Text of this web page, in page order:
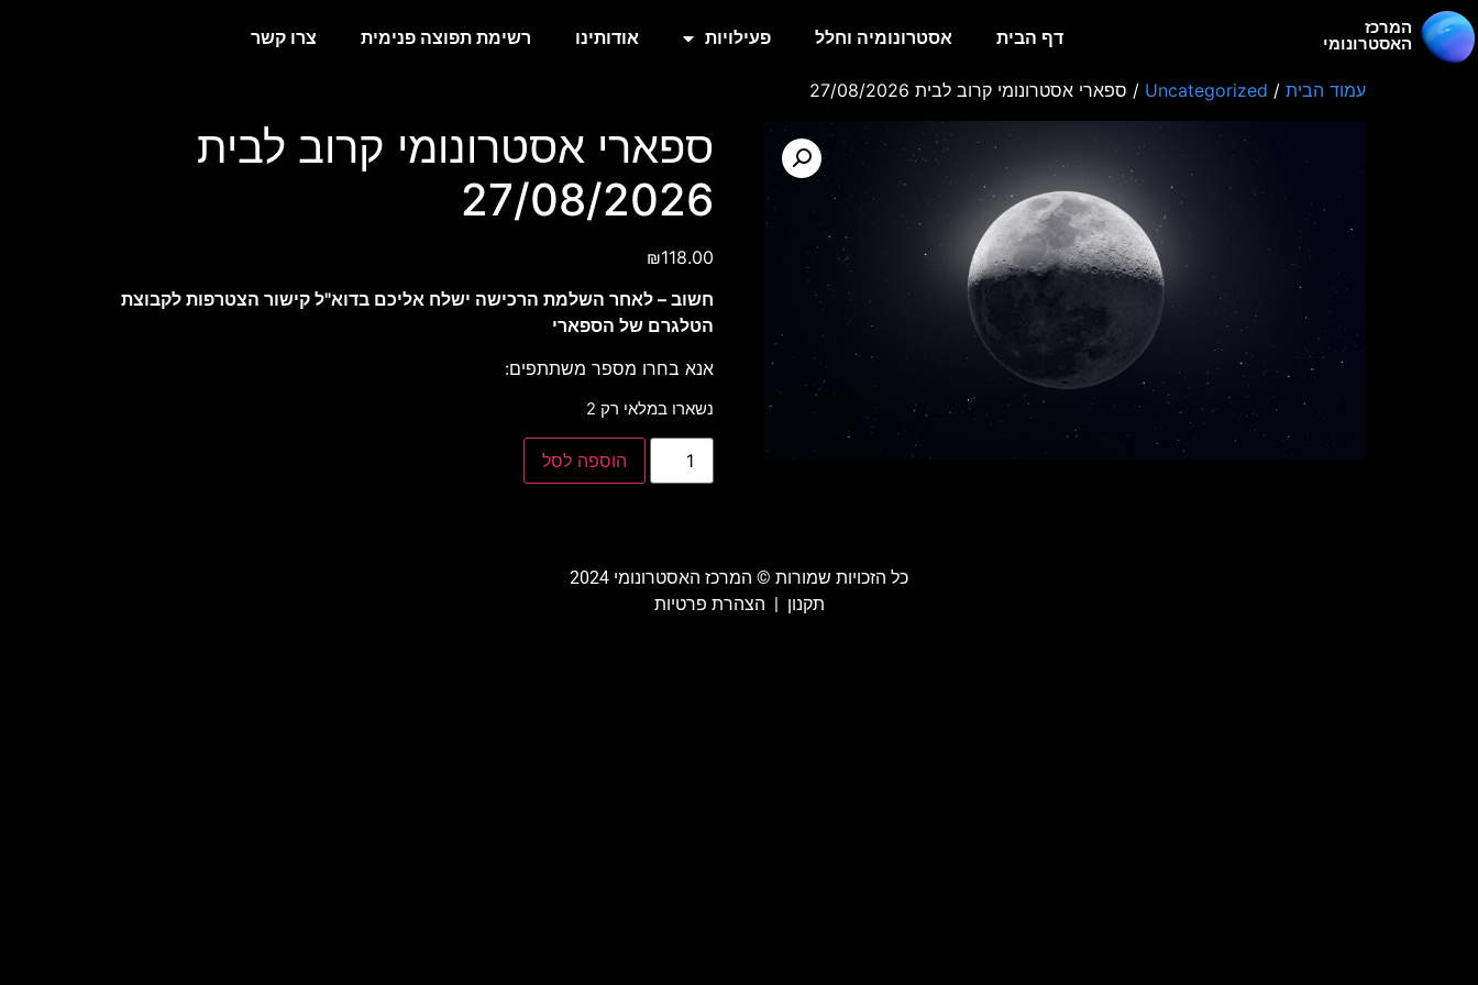
המרכז
האסטרונומי
דף הבית אסטרונומיה וחלל פעילויות אודותינו רשימת תפוצה פנימית צרו קשר
עמוד הבית /
Uncategorized / ספארי אסטרונומי קרוב לבית 27/08/2026
ספארי אסטרונומי קרוב לבית
27/08/2026
₪118.00
חשוב – לאחר השלמת הרכישה ישלח אליכם בדוא"ל קישור הצטרפות לקבוצת
הטלגרם של הספארי
אנא בחרו מספר משתתפים:
נשארו במלאי רק 2
הוספה לסל
כל הזכויות שמורות ©️ המרכז האסטרונומי 2024
תקנון | הצהרת פרטיות